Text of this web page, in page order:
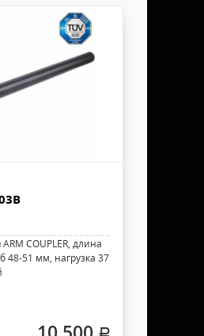
COUPLER, длина
48-51 мм, нагрузка 37
.